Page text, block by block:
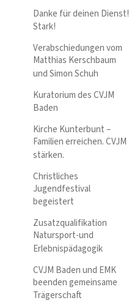
Danke für deinen Dienst!
Stark!
Verabschiedungen vom
Matthias Kerschbaum
und Simon Schuh
Kuratorium des CVJM
Baden
Kirche Kunterbunt –
Familien erreichen. CVJM
stärken.
Christliches
Jugendfestival
begeistert
Zusatzqualifikation
Natursport-und
Erlebnispädagogik
CVJM Baden und EMK
beenden gemeinsame
Trägerschaft